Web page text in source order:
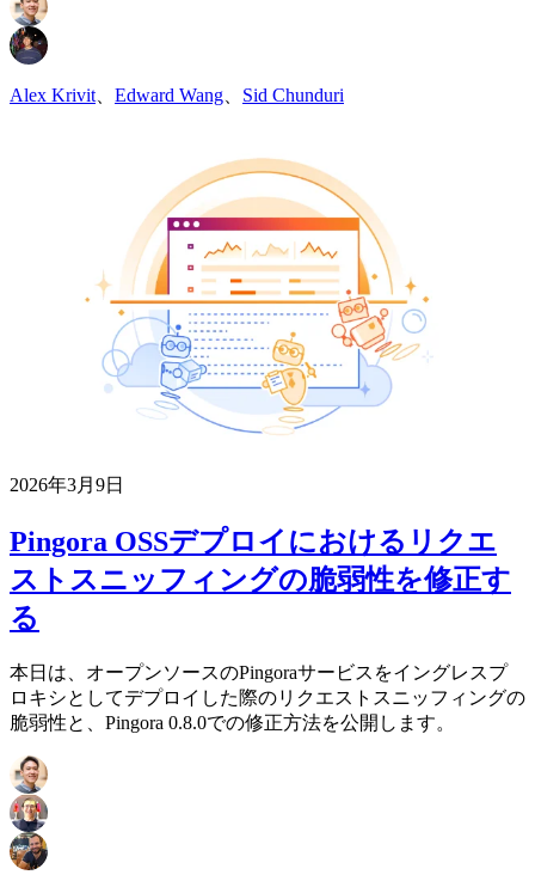
Alex Krivit Edward Wang Sid Chunduri
2026年3月9日
Pingora OSSデプロイにおけるリクエ
ストスニッフィングの脆弱性を修正す
る
本日は、オープンソースのPingoraサービスをイングレスプ
ロキシとしてデプロイした際のリクエストスニッフィングの
脆弱性と、Pingora 0.8.0での修正方法を公開します。